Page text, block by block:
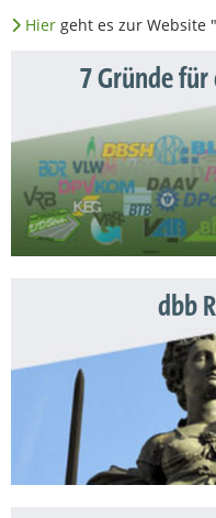
Hier geht es zur Website
7 Gründe
dbb